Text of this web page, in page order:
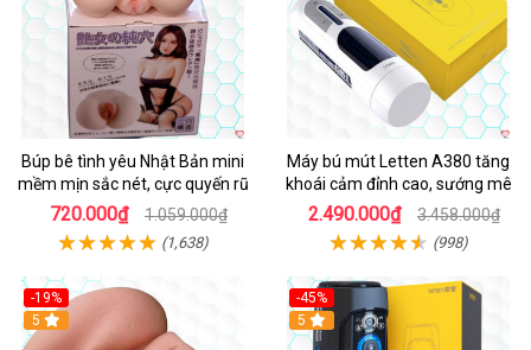
Búp bê tình yêu Nhật Bản mini
mềm mịn sắc nét, cực quyến rũ
720.000₫ 1.059.000₫
(1,638)
Máy bú mút Letten A380 tăng
khoái cảm đỉnh cao, sướng mê
2.490.000₫ 3.458.000₫
(998)
-19%
Hot
5
-45%
Hot
5